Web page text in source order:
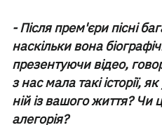
- Після прем'єри пісні
наскільки вона
презентуючи відео,
з нас мала такі історії,
ній із вашого життя? Чи
алегорія?